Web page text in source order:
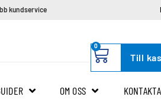
kundservice
0
Till
OM OSS